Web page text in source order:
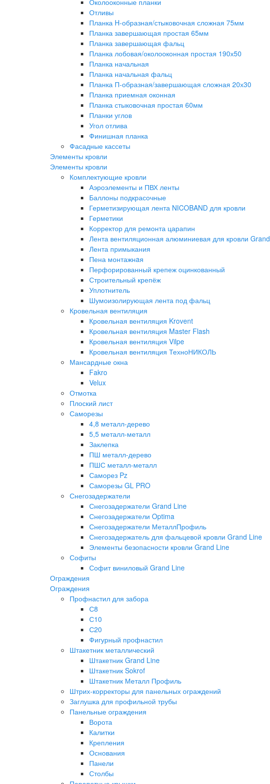
Околооконные планки
Отливы
Планка H-образная/стыковочная сложная 75мм
Планка завершающая простая 65мм
Планка завершающая фальц
Планка лобовая/околооконная простая 190х50
Планка начальная
Планка начальная фальц
Планка П-образная/завершающая сложная 20х30
Планка приемная оконная
Планка стыковочная простая 60мм
Планки углов
Угол отлива
Финишная планка
Фасадные кассеты
Элементы кровли
Элементы кровли
Комплектующие кровли
Аэроэлементы и ПВХ ленты
Баллоны подкрасочные
Герметизирующая лента NICOBAND для кровли
Герметики
Корректор для ремонта царапин
Лента вентиляционная алюминиевая для кровли Grand
Лента примыкания
Пена монтажнaя
Перфорированный крепеж оцинкованный
Строительный крепёж
Уплотнитель
Шумоизолирующая лента под фальц
Кровельная вентиляция
Кровельная вентиляция Krovent
Кровельная вентиляция Master Flash
Кровельная вентиляция Vilpe
Кровельная вентиляция ТехноНИКОЛЬ
Мансардные окна
Fakro
Velux
Отмотка
Плоский лист
Саморезы
4,8 металл-дерево
5,5 металл-металл
Заклепка
ПШ металл-дерево
ПШС металл-металл
Саморез Pz
Саморезы GL PRO
Снегозадержатели
Снегозадержатели Grand Line
Снегозадержатели Optima
Снегозадержатели МеталлПрофиль
Снегозадержатель для фальцевой кровли Grand Line
Элементы безопасности кровли Grand Line
Софиты
Софит виниловый Grand Line
Ограждения
Ограждения
Профнастил для забора
С8
С10
С20
Фигурный профнастил
Штакетник металлический
Штакетник Grand Line
Штакетник Sokrof
Штакетник Металл Профиль
Штрих-корректоры для панельных ограждений
Заглушка для профильной трубы
Панельные ограждения
Ворота
Калитки
Крепления
Основания
Панели
Столбы